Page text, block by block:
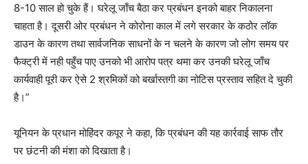
8-10 साल हो चुके हैं। घरेलू जाँच बैठा कर प्रबंधन इनको बाहर निकालना
चाहता है। दूसरी ओर प्रबंधन ने कोरोना काल में लगे सरकार के कठोर लॉक
डाउन के कारण तथा सार्वजनिक साधनों के न चलने के कारण जो लोग समय पर
फैक्ट्री में नही पहुँच पाए उनको भी आरोप पत्र थमा कर उनकी घरेलू जाँच
कार्यवाही पूरी कर ऐसे 2 श्रमिकों को बर्खास्तगी का नोटिस प्रस्ताव सहित दे चुकी
है।”
यूनियन के प्रधान मोहिंदर कपूर ने कहा, कि प्रबंधन की यह कार्रवाई साफ तौर
पर छंटनी की मंशा को दिखाता है।